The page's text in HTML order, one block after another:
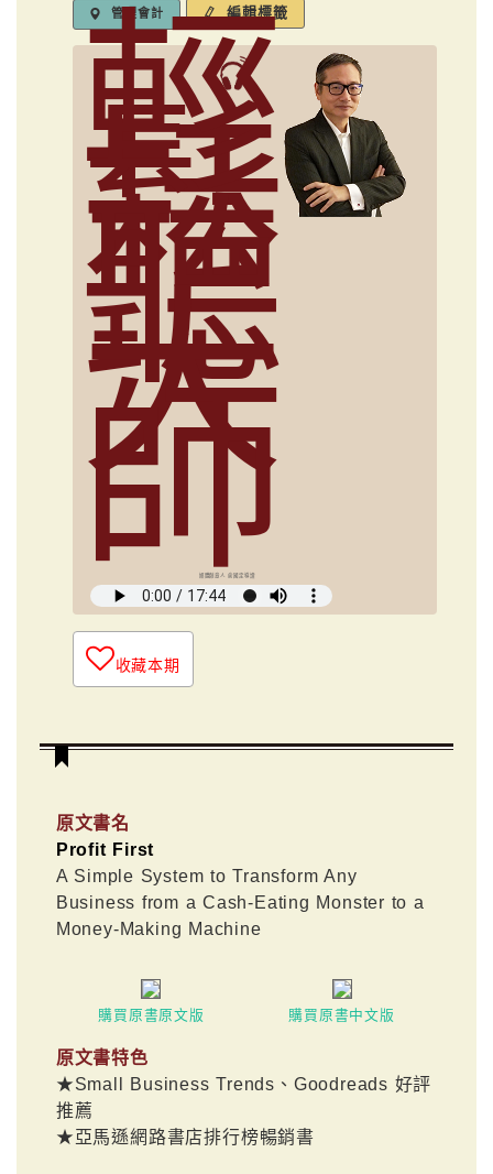
管理會計 編輯標籤
輕
鬆
聽
大
師
媒體創意人 俞國定導讀
收藏本期
原文書名
Profit First
A Simple System to Transform Any
Business from a Cash-Eating Monster to a
Money-Making Machine
購買原書原文版 購買原書中文版
原文書特色
★Small Business Trends、Goodreads 好評
推薦
★亞馬遜網路書店排行榜暢銷書